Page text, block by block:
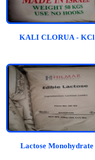
KALI CLORUA - KCl
Lactose Monohydrate